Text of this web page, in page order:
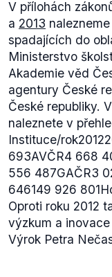
V přílohách
a 2013
spadajících do
Ministerstvo
Akademie věd
agentury České
České republiky.
naleznete v
Instituce/
693AVČR4 668
556 487GAČR3
646149 926
Oproti roku 2012
výzkum a
Výrok Petra